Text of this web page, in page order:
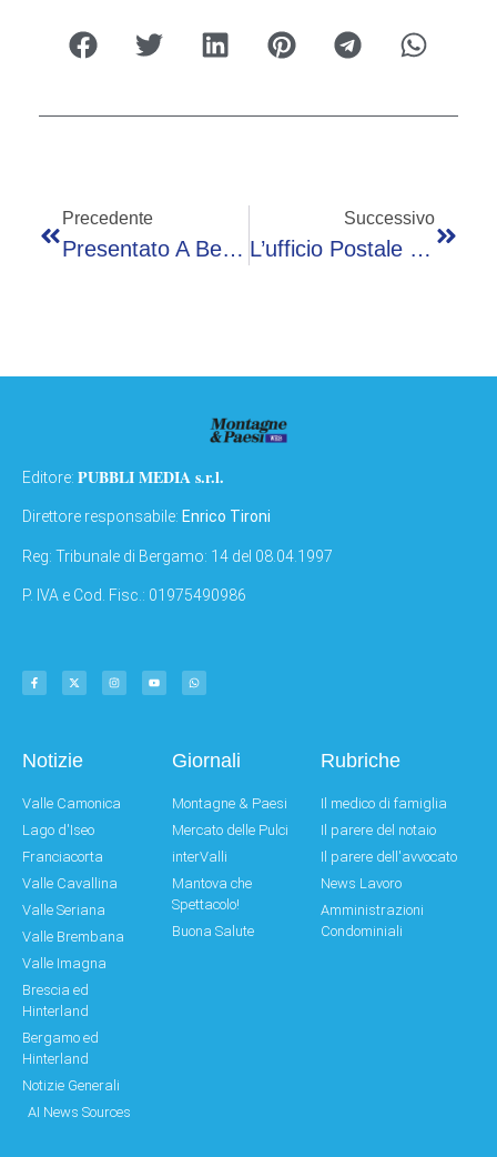
Precedente
Presentato A Bergamo Il Nuovo Volume Del Museo Delle Storie Con Garibaldi, Oggetti E Storie Dei Volontari Della Città Dei Mille
Successivo
L’ufficio Postale Di Ponte Di Legno Riapre Domani, 16 Maggio, In Versione Polis Con Servizi Della Pubblica Amministrazione
Editore: PUBBLI MEDIA s.r.l.
Direttore responsabile: Enrico Tironi
Reg: Tribunale di Bergamo: 14 del 08.04.1997
P. IVA e Cod. Fisc.: 01975490986
Notizie
Valle Camonica
Lago d'Iseo
Franciacorta
Valle Cavallina
Valle Seriana
Valle Brembana
Valle Imagna
Brescia ed
Hinterland
Bergamo ed
Hinterland
Notizie Generali
AI News Sources
Giornali
Montagne & Paesi
Mercato delle Pulci
interValli
Mantova che
Spettacolo!
Buona Salute
Rubriche
Il medico di famiglia
Il parere del notaio
Il parere dell'avvocato
News Lavoro
Amministrazioni
Condominiali